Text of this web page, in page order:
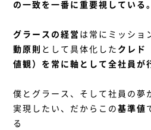
の一致を一番に重要視している。
グラースの経営 は常にミッショ
動原則 として具体化した クレド
値観）を常に軸として全社員が
僕とグラース、そして社員の夢
実現したい、だからこの 基準値
る